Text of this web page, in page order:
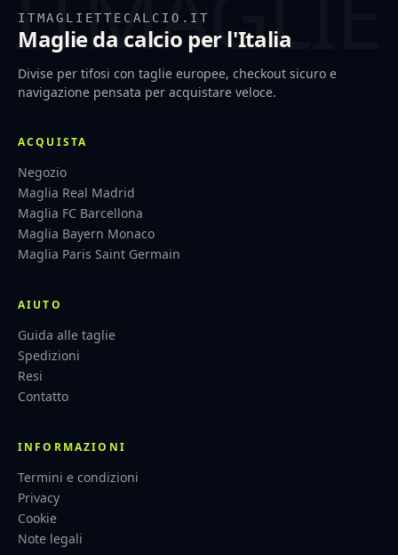
ITMAGLIETTECALCIO.IT
Maglie da calcio per l'Italia
Divise per tifosi con taglie europee, checkout sicuro e
navigazione pensata per acquistare veloce.
ACQUISTA
Negozio
Maglia Real Madrid
Maglia FC Barcellona
Maglia Bayern Monaco
Maglia Paris Saint Germain
AIUTO
Guida alle taglie
Spedizioni
Resi
Contatto
INFORMAZIONI
Termini e condizioni
Privacy
Cookie
Note legali